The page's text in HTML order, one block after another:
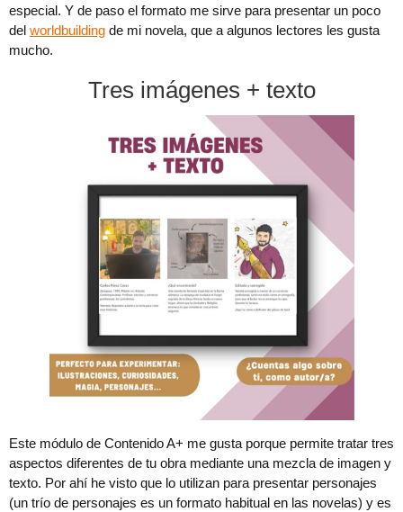
especial. Y de paso el formato me sirve para presentar un poco
del worldbuilding de mi novela, que a algunos lectores les gusta
mucho.
Tres imágenes + texto
Este módulo de Contenido A+ me gusta porque permite tratar tres
aspectos diferentes de tu obra mediante una mezcla de imagen y
texto. Por ahí he visto que lo utilizan para presentar personajes
(un trío de personajes es un formato habitual en las novelas) y es